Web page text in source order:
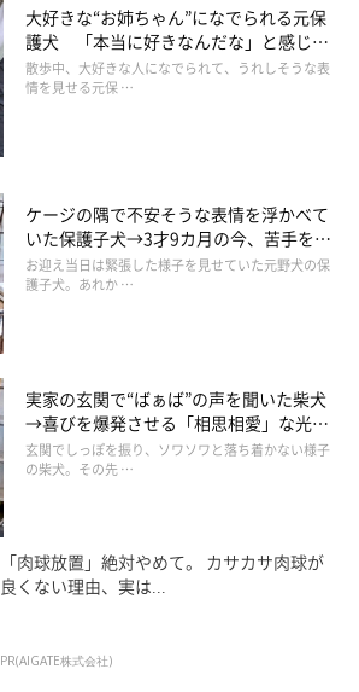
大好きな“お姉ちゃん”になでられる元保
護犬 「本当に好きなんだな」と感じる
表情にほっこり
散歩中、大好きな人になでられて、うれしそうな表
情を見せる元保 …
ケージの隅で不安そうな表情を浮かべて
いた保護子犬→3才9カ月の今、苦手を克
服し頼もしいコに成長！
お迎え当日は緊張した様子を見せていた元野犬の保
護子犬。あれか …
実家の玄関で“ばぁば”の声を聞いた柴犬
→喜びを爆発させる「相思相愛」な光景
にほっこり
玄関でしっぽを振り、ソワソワと落ち着かない様子
の柴犬。その先 …
「肉球放置」絶対やめて。 カサカサ肉球が
良くない理由、実は...
PR(AIGATE株式会社)